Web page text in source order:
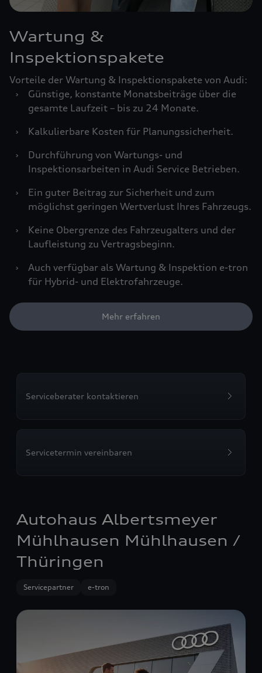
Wartung &
Inspektionspakete
Vorteile der Wartung & Inspektionspakete von Audi:
›
Günstige, konstante Monatsbeiträge über die
gesamte Laufzeit – bis zu 24 Monate.
›
Kalkulierbare Kosten für Planungssicherheit.
›
Durchführung von Wartungs- und
Inspektionsarbeiten in Audi Service Betrieben.
›
Ein guter Beitrag zur Sicherheit und zum
möglichst geringen Wertverlust Ihres Fahrzeugs.
›
Keine Obergrenze des Fahrzeugalters und der
Laufleistung zu Vertragsbeginn.
›
Auch verfügbar als Wartung & Inspektion e-tron
für Hybrid- und Elektrofahrzeuge.
Mehr erfahren
Serviceberater kontaktieren
Servicetermin vereinbaren
Autohaus Albertsmeyer
Mühlhausen Mühlhausen /
Thüringen
Servicepartner e-tron